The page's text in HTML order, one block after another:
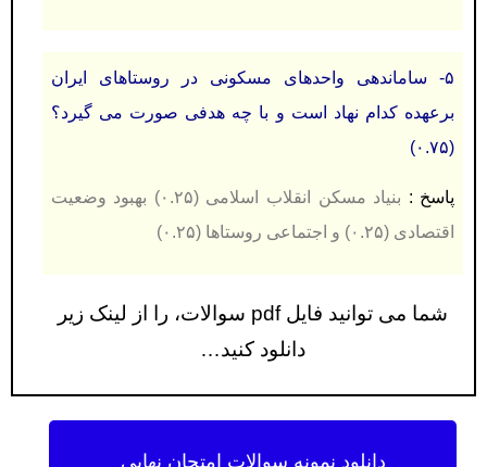
۵- ساماندهی واحدهای مسکونی در روستاهای ایران
برعهده کدام نهاد است و با چه هدفی صورت می گیرد؟
(۰.۷۵)
پاسخ :
بنیاد مسکن انقلاب اسلامی (۰.۲۵) بهبود وضعیت
اقتصادی (۰.۲۵) و اجتماعی روستاها (۰.۲۵)
شما می توانید فایل pdf سوالات، را از لینک زیر
دانلود کنید…
دانلود نمونه سوالات امتحان نهایی